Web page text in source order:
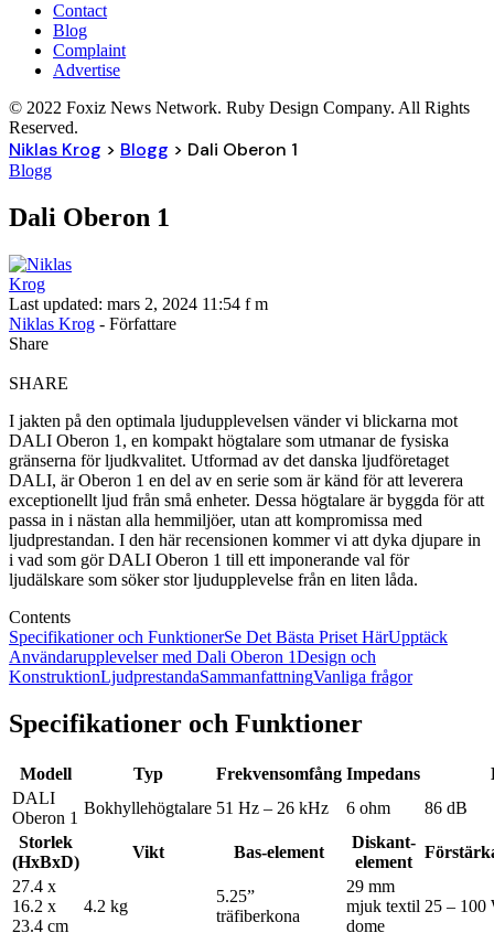
Contact
Blog
Complaint
Advertise
© 2022 Foxiz News Network. Ruby Design Company. All Rights
Reserved.
Niklas Krog > Blogg > Dali Oberon 1
Blogg
Dali Oberon 1
Last updated: mars 2, 2024 11:54 f m
Niklas Krog - Författare
Share
SHARE
I jakten på den optimala ljudupplevelsen vänder vi blickarna mot
DALI Oberon 1, en kompakt högtalare som utmanar de fysiska
gränserna för ljudkvalitet. Utformad av det danska ljudföretaget
DALI, är Oberon 1 en del av en serie som är känd för att leverera
exceptionellt ljud från små enheter. Dessa högtalare är byggda för att
passa in i nästan alla hemmiljöer, utan att kompromissa med
ljudprestandan. I den här recensionen kommer vi att dyka djupare in
i vad som gör DALI Oberon 1 till ett imponerande val för
ljudälskare som söker stor ljudupplevelse från en liten låda.
Contents
Specifikationer och FunktionerSe Det Bästa Priset HärUpptäck
Användarupplevelser med Dali Oberon 1Design och
KonstruktionLjudprestandaSammanfattningVanliga frågor
Specifikationer och Funktioner
Modell Typ Frekvensomfång Impedans
DALI
Oberon 1
Bokhyllehögtalare 51 Hz – 26 kHz 6 ohm
86 dB
Storlek
(HxBxD)
Vikt Bas-element
Diskant-
element
27.4 x
16.2 x
23.4 cm
4.2 kg
5.25”
träfiberkona
29 mm
mjuk textil
dome
25 – 100